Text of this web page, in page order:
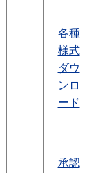
各種
様式
ダウ
ンロ
ード
承認